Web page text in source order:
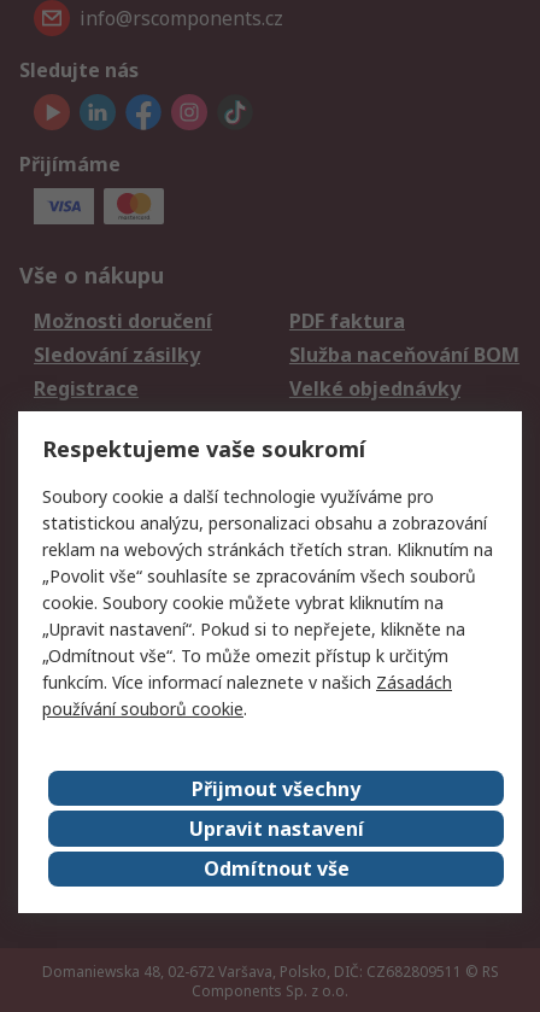
info@rscomponents.cz
Sledujte nás
Přijímáme
Vše o nákupu
Možnosti doručení
PDF faktura
Sledování zásilky
Služba naceňování BOM
Registrace
Velké objednávky
Právní
Autorská práva
Obchodní podmínky
společnosti RS
Prohlášení o ochraně
údajů
Zabezpečení
elektronické pošty
Zásady pro soubory
cookie
Zásady ochrany
osobních údajů
Kontakt
O naší společnosti
RS Group
Kariéra
Ocenění
ESG
Domaniewska 48, 02-672 Varšava, Polsko, DIČ: CZ682809511 © RS
Components Sp. z o.o.
Respektujeme vaše soukromí
Soubory cookie a další technologie využíváme pro
statistickou analýzu, personalizaci obsahu a zobrazování
reklam na webových stránkách třetích stran. Kliknutím na
„Povolit vše“ souhlasíte se zpracováním všech souborů
cookie. Soubory cookie můžete vybrat kliknutím na
„Upravit nastavení“. Pokud si to nepřejete, klikněte na
„Odmítnout vše“. To může omezit přístup k určitým
funkcím. Více informací naleznete v našich Zásadách
používání souborů cookie.
Přijmout všechny
Upravit nastavení
Odmítnout vše